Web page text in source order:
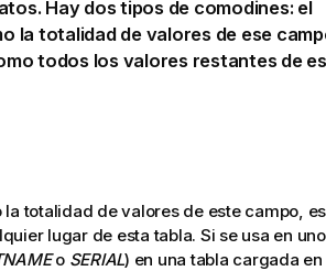
Hay dos tipos de comodines: el
la totalidad de valores de ese
todos los valores restantes de
totalidad de valores de este campo,
lugar de esta tabla. Si se usa en
o SERIAL) en una tabla cargada en